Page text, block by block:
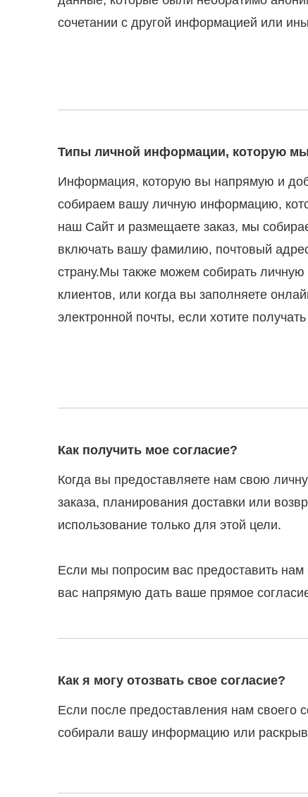
сочетании с другой информацией или
Типы личной информации, которую
Информация, которую вы напрямую и
собираем вашу личную информацию,
наш Сайт и размещаете заказ, мы
включать вашу фамилию, почтовый
страну.Мы также можем собирать
клиентов, или когда вы заполняете
электронной почты, если хотите
Как получить мое согласие?
Когда вы предоставляете нам свою
заказа, планирования доставки или
использование только для этой цели.
Если мы попросим вас предоставить
вас напрямую дать ваше прямое
Как я могу отозвать свое согласие?
Если после предоставления нам своего
собирали вашу информацию или